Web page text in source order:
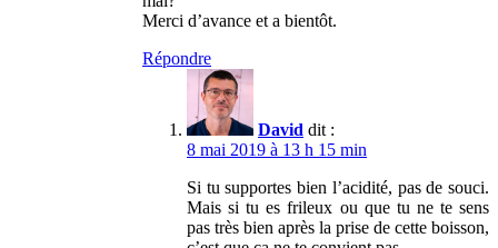
Merci d’avance et a bientôt.
Répondre
David dit :
8 mai 2019 à 13 h 15 min
Si tu supportes bien l’acidité, pas de souci.
Mais si tu es frileux ou que tu ne te sens
pas très bien après la prise de cette boisson,